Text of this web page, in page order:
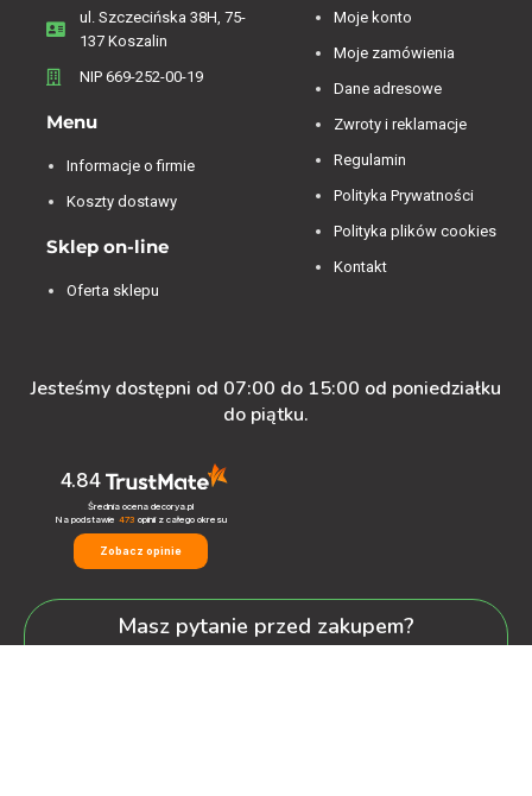
ul. Szczecińska 38H, 75-
137 Koszalin
NIP 669-252-00-19
Menu
Informacje o firmie
Koszty dostawy
Sklep on-line
Oferta sklepu
Moje konto
Moje zamówienia
Dane adresowe
Zwroty i reklamacje
Regulamin
Polityka Prywatności
Polityka plików cookies
Kontakt
Jesteśmy dostępni od 07:00 do 15:00 od poniedziałku
do piątku.
4.84
Średnia ocena decorya.pl
Na podstawie 473 opinii z całego okresu
Zobacz opinie
Masz pytanie przed zakupem?